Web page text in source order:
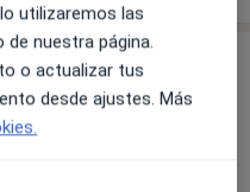
utilizaremos las
nuestra página.
o actualizar tus
desde ajustes. Más